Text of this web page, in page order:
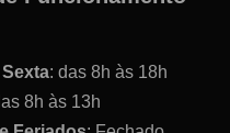
: das 8h às 18h
8h às 13h